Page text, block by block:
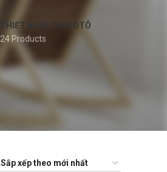
THIẾT BỊ ĐỒ CHƠI ÔTÔ
24 Products